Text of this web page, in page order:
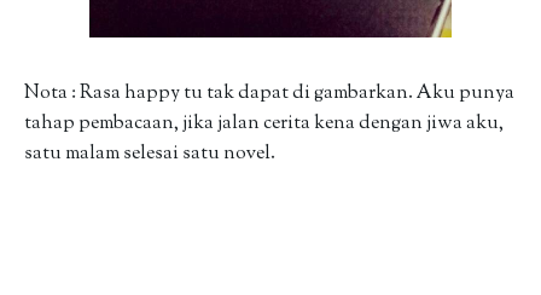
Nota : Rasa happy tu tak dapat di gambarkan. Aku punya
tahap pembacaan, jika jalan cerita kena dengan jiwa aku,
satu malam selesai satu novel.